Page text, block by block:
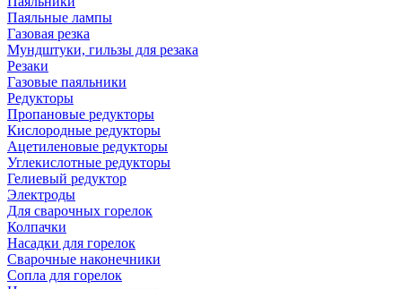
Паяльные лампы
Газовая резка
Мундштуки, гильзы для резака
Резаки
Газовые паяльники
Редукторы
Пропановые редукторы
Кислородные редукторы
Ацетиленовые редукторы
Углекислотные редукторы
Гелиевый редуктор
Электроды
Для сварочных горелок
Колпачки
Насадки для горелок
Сварочные наконечники
Сопла для горелок